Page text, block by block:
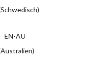
Schwedisch)
EN-AU
Australien)